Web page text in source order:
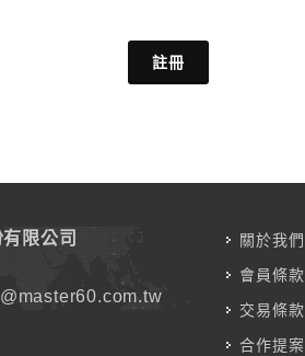
註冊
限公司
關於我們
會員條款
交易條款
合作提案